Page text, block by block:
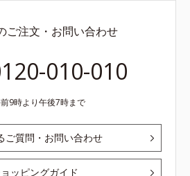
ご注文・お問い合わせ
010-010
9時より午後7時まで
ご質問・お問い合わせ
ッピングガイド